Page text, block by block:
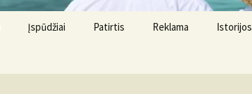
Įspūdžiai Patirtis Reklama Istorijos